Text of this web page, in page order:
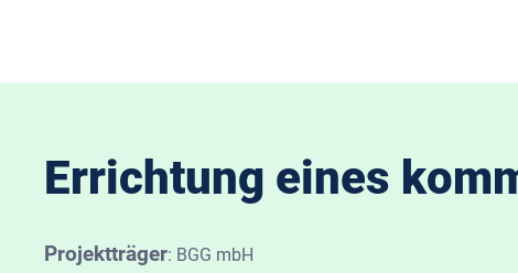
Errichtung eines
Projektträger: BGG mbH